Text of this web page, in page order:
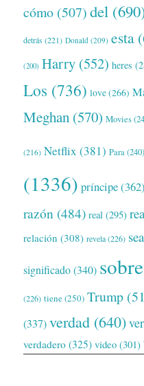
cómo (507)del
detrás (221) Donald (209) esta
(200) Harry (552) heres
Los (736) love(266)
Meghan (570) Movies
(216) Netflix (381) Para(240)
(1336) príncipe(362)
razón (484) real (295)
relación (308) revela(226)
significado(340) sobre
(226) tiene(250) Trump
(337)verdad (640)
verdadero (325) video (301)